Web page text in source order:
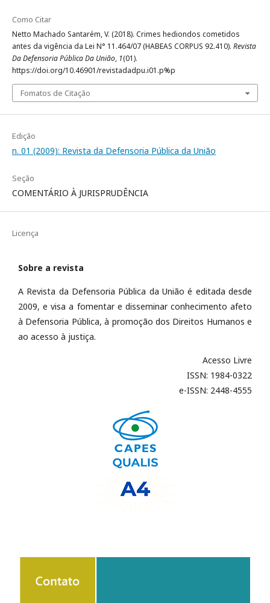
Como Citar
Netto Machado Santarém, V. (2018). Crimes hediondos cometidos
antes da vigência da Lei N° 11.464/07 (HABEAS CORPUS 92.410). Revista
Da Defensoria Pública Da União, 1(01).
https://doi.org/10.46901/revistadadpu.i01.p%p
Fomatos de Citação
Edição
n. 01 (2009): Revista da Defensoria Pública da União
Seção
COMENTÁRIO À JURISPRUDÊNCIA
Licença
Sobre a revista
A Revista da Defensoria Pública da União é editada desde
2009, e visa a fomentar e disseminar conhecimento afeto
à Defensoria Pública, à promoção dos Direitos Humanos e
ao acesso à justiça.
Acesso Livre
ISSN: 1984-0322
e-ISSN: 2448-4555